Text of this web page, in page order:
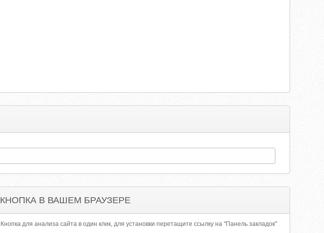
КНОПКА В ВАШЕМ БРАУЗЕРЕ
Кнопка для анализа сайта в один клик, для установки перетащите ссылку на "Панель закладок"